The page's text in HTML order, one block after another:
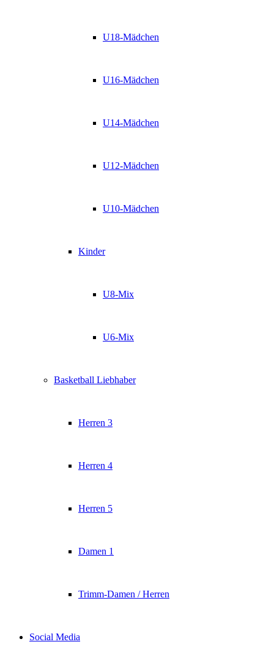
U18-Mädchen
U16-Mädchen
U14-Mädchen
U12-Mädchen
U10-Mädchen
Kinder
U8-Mix
U6-Mix
Basketball Liebhaber
Herren 3
Herren 4
Herren 5
Damen 1
Trimm-Damen / Herren
Social Media